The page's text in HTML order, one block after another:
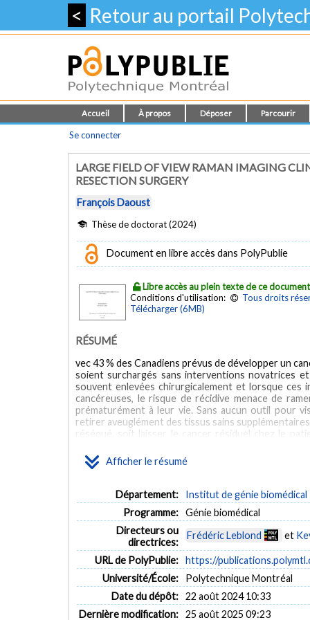
< Retour au portail
Accueil À propos Déposer Parcourir
Se connecter
LARGE FIELD OF VIEW RAMAN IMAGING
RESECTION SURGERY
François Daoust
Thèse de doctorat (2024)
Document en libre accès dans PolyPublie
Libre accès au plein texte de ce document
Conditions d'utilisation:
Tous droits
Télécharger (6MB)
Afficher le résumé
RÉSUMÉ
vec 43 % des Canadiens prévus de développer un
soient surchargés sans interventions novatrices
souvent enlevées chirurgicalement et lorsque ces
cancéreuses, le risque de récidive menace de
prématurément à leur vie. Sans aucun outil pour
retirer aveuglément des tissus sains
réséqué, soit laisser le cancer résiduel chez le
cognitives et motrices du patient. Cependant,
de tumeurs cérébrales. Si les chirurgiens
épargnant les tissus sains et donc, d'améliorer
système d'imagerie Raman à grand champ de
résiduel pendant la chirurgie. Le premier
d'imagerie Raman pour la caractérisation tissulaire
conçu pour imager la signature Raman du tissu
manière fiable la signature du tissu en moins
automatique, pourrait être utilisée pour
système Raman pour créer un prototype clinique
été monté sur un chariot et équipé d'un bras
démontré que le système pouvait être déployé
flux de travail d'apprentissage automatique était
Département:
Institut de génie biomédical
Programme: Génie biomédical
Directeurs ou
directrices:
Frédéric Leblond et
URL de PolyPublie: https://
Université/École:
Polytechnique Montréal
Date du dépôt: 22 août 2024 10:33
Dernière modification: 25 août 2025 09:23